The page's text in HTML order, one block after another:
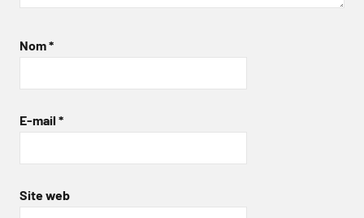
Nom*
E-mail *
Site web